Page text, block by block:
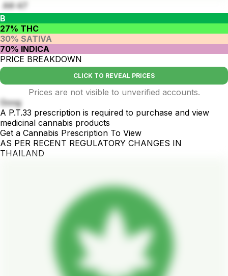
AK-47
B
27% THC
30% SATIVA
70% INDICA
PRICE BREAKDOWN
CLICK TO REVEAL PRICES
Prices are not visible to unverified accounts.
Goog
A P.T.33 prescription is required to purchase and view
medicinal cannabis products
Get a Cannabis Prescription To View
AS PER RECENT REGULATORY CHANGES IN
THAILAND